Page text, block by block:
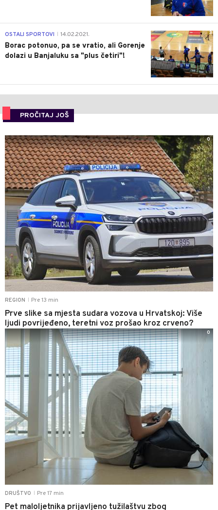
3
OSTALI SPORTOVI 14.02.2021.
Borac potonuo, pa se vratio, ali Gorenje
dolazi u Banjaluku sa "plus četiri"!
PROČITAJ JOŠ
REGION Pre 13 min
Prve slike sa mjesta sudara vozova u Hrvatskoj: Više
ljudi povrijeđeno, teretni voz prošao kroz crveno?
0
DRUŠTVO Pre 17 min
Pet maloljetnika prijavljeno tužilaštvu zbog
0